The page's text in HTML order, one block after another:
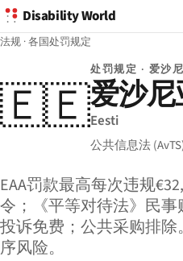
Disability World
法规 ·各国处罚规定
🇪🇪
处罚规定 · 爱沙
爱沙
Eesti
公共信息法
EAA罚款最高每次违规
令；《平等对待法》民
投诉免费；公共采购排
序风险。